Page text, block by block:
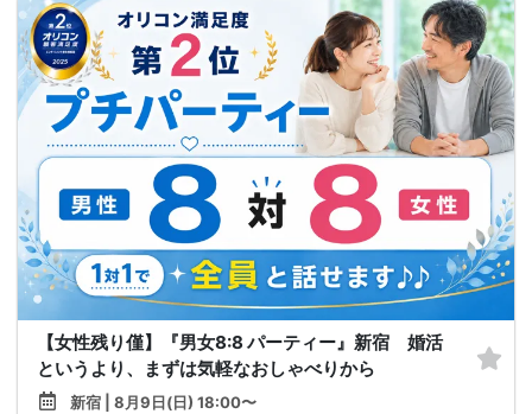
【女性残り僅】『男女8:8 パーティー』新宿 婚活
というより、まずは気軽なおしゃべりから
新宿 | 8月9日(日) 18:00〜